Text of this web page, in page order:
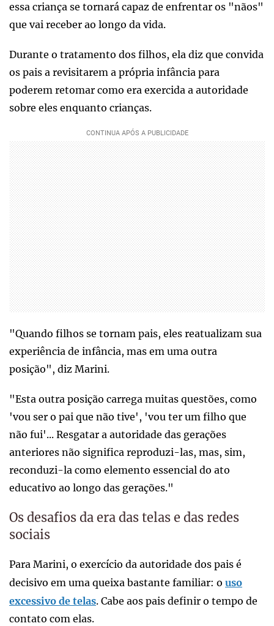
essa criança se tornará capaz de enfrentar os "nãos"
que vai receber ao longo da vida.
Durante o tratamento dos filhos, ela diz que convida
os pais a revisitarem a própria infância para
poderem retomar como era exercida a autoridade
sobre eles enquanto crianças.
"Quando filhos se tornam pais, eles reatualizam sua
experiência de infância, mas em uma outra
posição", diz Marini.
"Esta outra posição carrega muitas questões, como
'vou ser o pai que não tive', 'vou ter um filho que
não fui'... Resgatar a autoridade das gerações
anteriores não significa reproduzi-las, mas, sim,
reconduzi-la como elemento essencial do ato
educativo ao longo das gerações."
Os desafios da era das telas e das redes
sociais
Para Marini, o exercício da autoridade dos pais é
decisivo em uma queixa bastante familiar: o uso
excessivo de telas. Cabe aos pais definir o tempo de
contato com elas.